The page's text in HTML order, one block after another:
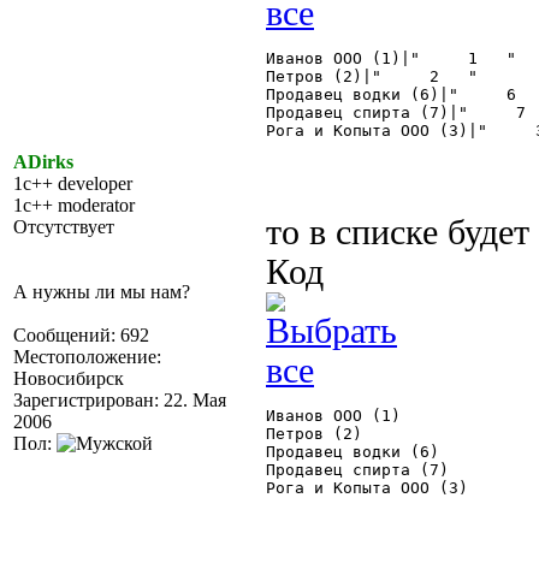
ADirks
1c++ developer
1c++ moderator
Отсутствует
А нужны ли мы нам?
Сообщений: 692
Местоположение:
Новосибирск
Зарегистрирован: 22. Мая
2006
Пол:
Иванов ООО (1)|"     1   "
Петров (2)|"     2   "
Продавец водки (6)|"     6
Продавец спирта (7)|"
Рога и Копыта ООО (3)|"
то в списке
Код
Иванов ООО (1)
Петров (2)
Продавец водки (6)
Продавец спирта (7)
Рога и Копыта ООО (3)